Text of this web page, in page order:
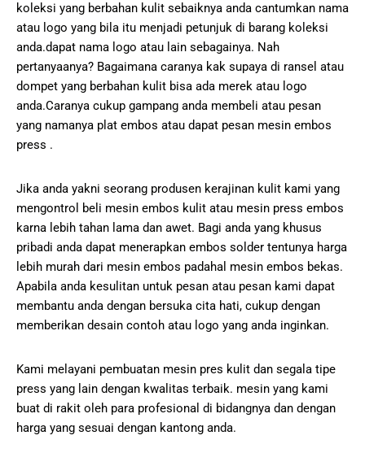
koleksi yang berbahan kulit sebaiknya anda cantumkan nama
atau logo yang bila itu menjadi petunjuk di barang koleksi
anda.dapat nama logo atau lain sebagainya. Nah
pertanyaanya? Bagaimana caranya kak supaya di ransel atau
dompet yang berbahan kulit bisa ada merek atau logo
anda.Caranya cukup gampang anda membeli atau pesan
yang namanya plat embos atau dapat pesan mesin embos
press .
Jika anda yakni seorang produsen kerajinan kulit kami yang
mengontrol beli mesin embos kulit atau mesin press embos
karna lebih tahan lama dan awet. Bagi anda yang khusus
pribadi anda dapat menerapkan embos solder tentunya harga
lebih murah dari mesin embos padahal mesin embos bekas.
Apabila anda kesulitan untuk pesan atau pesan kami dapat
membantu anda dengan bersuka cita hati, cukup dengan
memberikan desain contoh atau logo yang anda inginkan.
Kami melayani pembuatan mesin pres kulit dan segala tipe
press yang lain dengan kwalitas terbaik. mesin yang kami
buat di rakit oleh para profesional di bidangnya dan dengan
harga yang sesuai dengan kantong anda.